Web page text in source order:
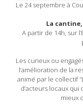
Le 24 septembre à
La
A partir de 14h, sur
Les curieux ou
l’amélioration de la
animé par le collectif
d’acteurs locaux
mieux